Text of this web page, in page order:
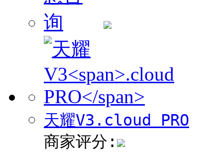
天耀V3 .cloud PRO
商家评分: